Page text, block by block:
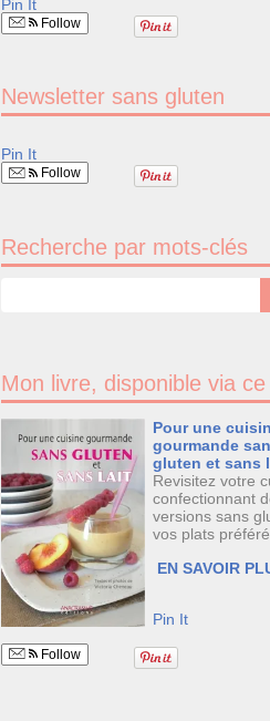
Pin It
Follow
Newsletter sans gluten
Pin It
Follow
Recherche par mots-clés
Mon livre, disponible via ce
Pour une
gourmande
gluten et sans
Revisitez votre
confectionnant
versions sans
vos plats
EN SAVOIR
Pin It
Follow